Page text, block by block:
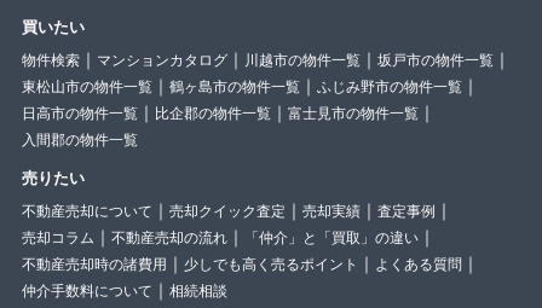
買いたい
物件検索 マンションカタログ 川越市の物件一覧
坂戸市の物件一覧
東松山市の物件一覧
鶴ヶ島市の物件一覧
ふじみ野市の物件一覧
日高市の物件一覧
比企郡の物件一覧
富士見市の物件一覧
入間郡の物件一覧
売りたい
不動産売却について 売却クイック査定 売却実績
査定事例
売却コラム
不動産売却の流れ
「仲介」と「買取」の違い
不動産売却時の諸費用
少しでも高く売るポイント
よくある質問
仲介手数料について
相続相談